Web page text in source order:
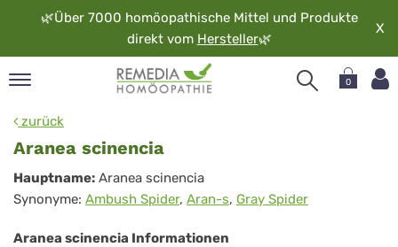
🌿Über 7000 homöopathische Mittel und Produkte
direkt vom Hersteller🌿
X
0
zurück
Aranea scinencia
Aranea
scinencia
Hauptname: Aranea scinencia
Synonyme: Ambush Spider, Aran-s, Gray Spider
Aranea scinencia Informationen